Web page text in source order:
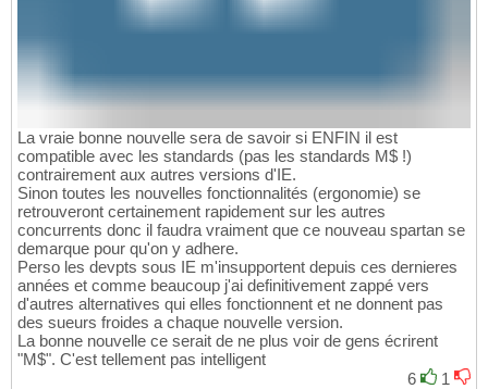
La vraie bonne nouvelle sera de savoir si ENFIN il est
compatible avec les standards (pas les standards M$ !)
contrairement aux autres versions d'IE.
Sinon toutes les nouvelles fonctionnalités (ergonomie) se
retrouveront certainement rapidement sur les autres
concurrents donc il faudra vraiment que ce nouveau spartan se
demarque pour qu'on y adhere.
Perso les devpts sous IE m'insupportent depuis ces dernieres
années et comme beaucoup j'ai definitivement zappé vers
d'autres alternatives qui elles fonctionnent et ne donnent pas
des sueurs froides a chaque nouvelle version.
La bonne nouvelle ce serait de ne plus voir de gens écrirent
"M$". C'est tellement pas intelligent
6
1